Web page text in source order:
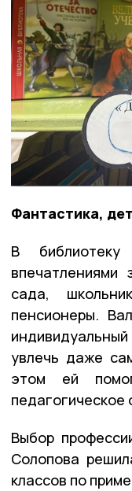
Фантастика,
В
впечатлениями
сада,
пенсионеры.
увлечь даже
этом ей
педагогическое
Выбор
Солопова
классов по